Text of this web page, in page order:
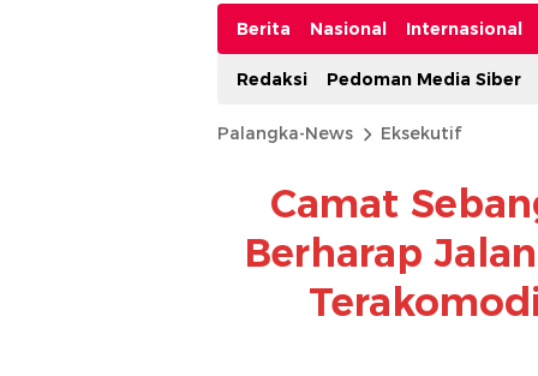
Berita Nasional Internasional
Redaksi Pedoman Media Siber
Palangka-News Eksekutif
Camat
Berharap